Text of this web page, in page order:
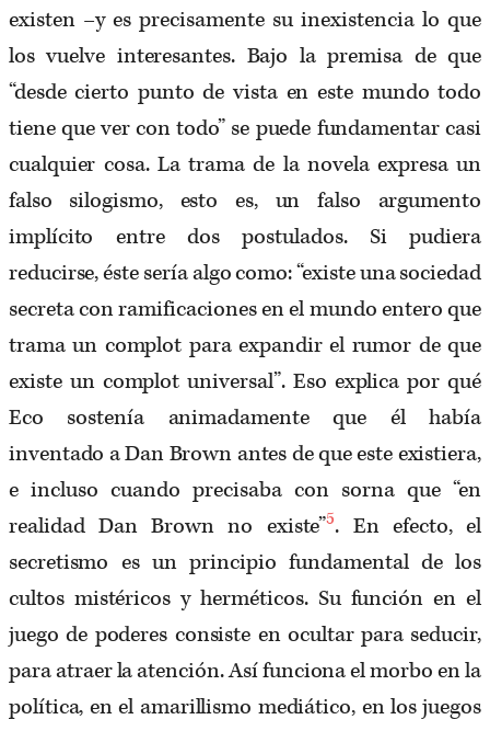
existen –y es precisamente su inexistencia lo que
los vuelve interesantes. Bajo la premisa de que
“desde cierto punto de vista en este mundo todo
tiene que ver con todo” se puede fundamentar casi
cualquier cosa. La trama de la novela expresa un
falso silogismo, esto es, un falso argumento
implícito entre dos postulados. Si pudiera
reducirse, éste sería algo como: “existe una sociedad
secreta con ramificaciones en el mundo entero que
trama un complot para expandir el rumor de que
existe un complot universal”. Eso explica por qué
Eco sostenía animadamente que él había
inventado a Dan Brown antes de que este existiera,
e incluso cuando precisaba con sorna que “en
realidad Dan Brown no existe”5. En efecto, el
secretismo es un principio fundamental de los
cultos mistéricos y herméticos. Su función en el
juego de poderes consiste en ocultar para seducir,
para atraer la atención. Así funciona el morbo en la
política, en el amarillismo mediático, en los juegos